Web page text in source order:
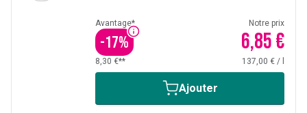
Avantage*
-17%
Notre prix
6,85 €
8,30 €** 137,00 € /
Ajouter